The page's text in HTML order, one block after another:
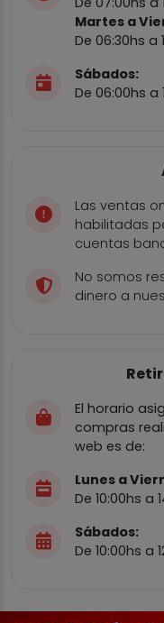
Martes a
De 06:30hs a
Sábados:
De 06:00hs a
Las ventas
habilitadas
cuentas
No somos
dinero a
El horario
compras
web es de:
Lunes a
De 10:00hs a
Sábados:
De 10:00hs a